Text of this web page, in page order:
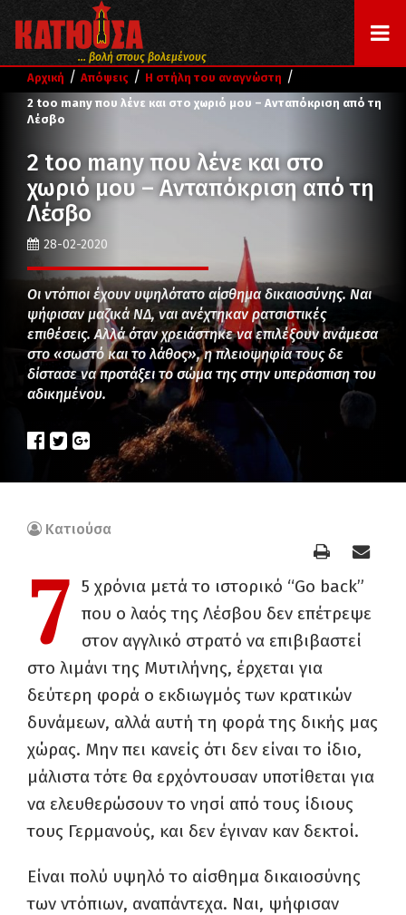
... βολή στους βολεμένους
Αρχική / Απόψεις / Η στήλη του αναγνώστη /
2 too many που λένε και στο χωριό μου – Ανταπόκριση από τη
Λέσβο
2 too many που λένε και στο
χωριό μου – Ανταπόκριση από τη
Λέσβο
28-02-2020
Οι ντόπιοι έχουν υψηλότατο αίσθημα δικαιοσύνης. Ναι
ψήφισαν μαζικά ΝΔ, ναι ανέχτηκαν ρατσιστικές
επιθέσεις. Αλλά όταν χρειάστηκε να επιλέξουν ανάμεσα
στο «σωστό και το λάθος», η πλειοψηφία τους δε
δίστασε να προτάξει το σώμα της στην υπεράσπιση του
αδικημένου.
Κατιούσα
7
5 χρόνια μετά το ιστορικό “Go back”
που ο λαός της Λέσβου δεν επέτρεψε
στον αγγλικό στρατό να επιβιβαστεί
στο λιμάνι της Μυτιλήνης, έρχεται για
δεύτερη φορά ο εκδιωγμός των κρατικών
δυνάμεων, αλλά αυτή τη φορά της δικής μας
χώρας. Μην πει κανείς ότι δεν είναι το ίδιο,
μάλιστα τότε θα ερχόντουσαν υποτίθεται για
να ελευθερώσουν το νησί από τους ίδιους
τους Γερμανούς, και δεν έγιναν καν δεκτοί.
Είναι πολύ υψηλό το αίσθημα δικαιοσύνης
των ντόπιων, αναπάντεχα. Ναι, ψήφισαν